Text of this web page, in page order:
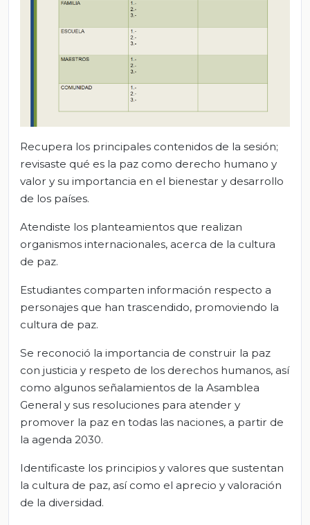
Recupera los principales contenidos de la sesión;
revisaste qué es la paz como derecho humano y
valor y su importancia en el bienestar y desarrollo
de los países.
Atendiste los planteamientos que realizan
organismos internacionales, acerca de la cultura
de paz.
Estudiantes comparten información respecto a
personajes que han trascendido, promoviendo la
cultura de paz.
Se reconoció la importancia de construir la paz
con justicia y respeto de los derechos humanos, así
como algunos señalamientos de la Asamblea
General y sus resoluciones para atender y
promover la paz en todas las naciones, a partir de
la agenda 2030.
Identificaste los principios y valores que sustentan
la cultura de paz, así como el aprecio y valoración
de la diversidad.